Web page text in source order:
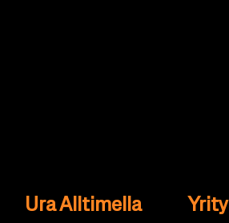
Ura All­ti­mel­la